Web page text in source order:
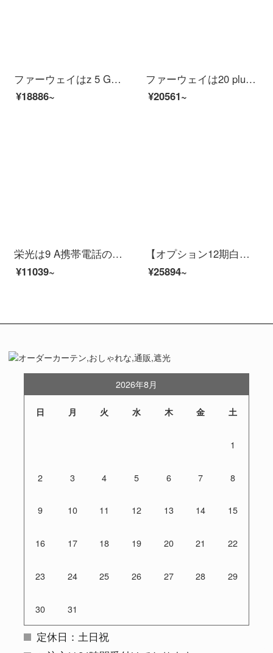
ファーウェイはz 5 G携帯電話の桜雪の晴れた空8+128 GBの全ネット通を思う存分享受します。
¥18886~
ファーウェイは20 plus 5 G携帯電話の幻夜黑6 GB+128 GBの全ネット通を思う存分享受します。
¥20561~
栄光は9 A携帯電話の碧玉青4 G+128 G全ネット通を思う存分遊びます。
¥11039~
【オプション12期白条分割払い】栄光30 S携帯麒麟820 G SoCチップ蝶々羽翠全ネット通5 G版（8 G+256 G）12期白条無利子
¥25894~
2026年8月
日 月 火 水 木 金 土
1
2 3 4 5 6 7 8
9 10 11 12 13 14 15
16 17 18 19 20 21 22
23 24 25 26 27 28 29
30 31
定休日：土日祝